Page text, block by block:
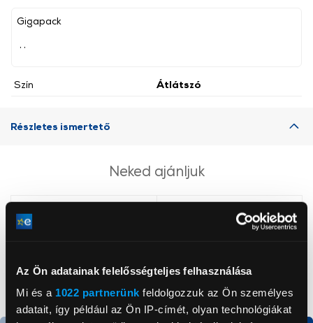
Az Ön adatainak felelősségteljes felhasználása
Mi és a 1022 partnerünk feldolgozzuk az Ön személyes
adatait, így például az Ön IP-címét, olyan technológiákat
Gigapack
Szín Átlátszó
Részletes ismertető
Neked ajánljuk